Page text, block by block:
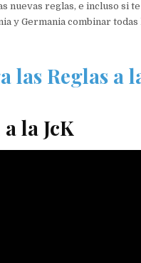
nuevas reglas, e incluso si te
y Germania combinar todas
las Reglas a
la JcK